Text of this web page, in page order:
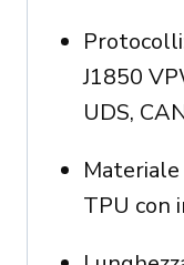
J1850
UDS,
Materiale
TPU con